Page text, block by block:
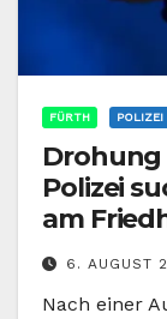
FÜRTH POLIZEI
Drohung
Polizei
am
6. AUGUST
Nach einer